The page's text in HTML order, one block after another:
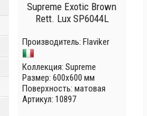
Supreme Exotic Brown
Rett. Lux SP6044L
Производитель: Flaviker
Коллекция: Supreme
Размер: 600x600 мм
Поверхность: матовая
Артикул: 10897